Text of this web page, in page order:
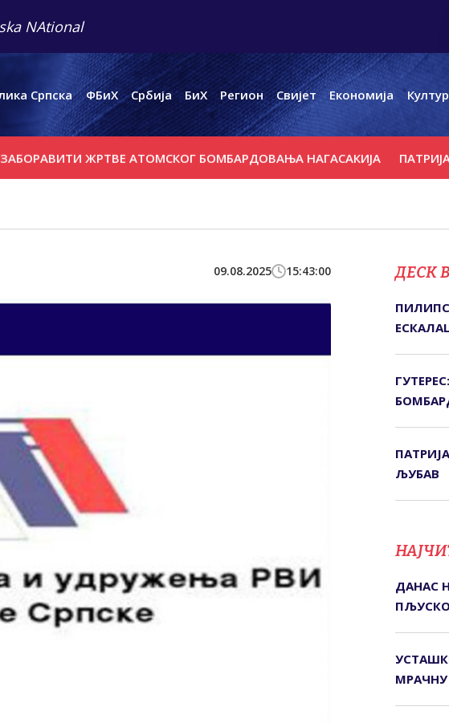
NAtional
Српска ФБиХ Србија БиХ Регион Свијет Економија
ЖРТВЕ АТОМСКОГ БОМБАРДОВАЊА НАГАСАКИЈА ПАТРИЈАРХ:
09.08.2025 15:43:00 ДЕСК
ЉУБАВ
ДАНАС